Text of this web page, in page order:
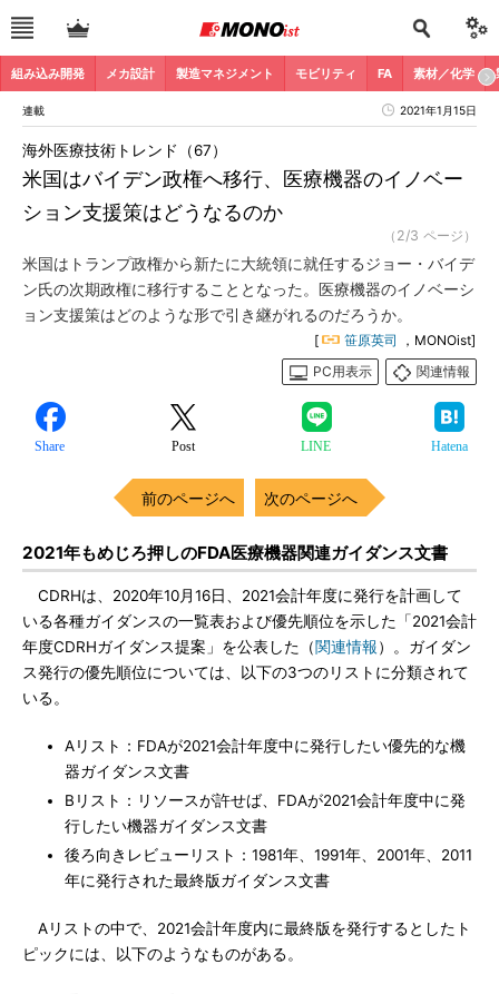
組み込み開発 メカ設計 製造マネジメント モビリティ FA 素材／化学
連載 2021年1月15日
米国はバイデン政権へ移行、医療機器のイノベー
ション支援策はどうなるのか
海外医療技術トレンド（67）
（2/3 ページ）
米国はトランプ政権から新たに大統領に就任するジョー・バイデ
ン氏の次期政権に移行することとなった。医療機器のイノベーシ
ョン支援策はどのような形で引き継がれるのだろうか。
[ 笹原英司
，MONOist]
PC用表示
関連情報
Share Post LINE Hatena
前のページへ 次のページへ
2021年もめじろ押しのFDA医療機器関連ガイダンス文書
CDRHは、2020年10月16日、2021会計年度に発行を計画して
いる各種ガイダンスの一覧表および優先順位を示した「2021会計
年度CDRHガイダンス提案」を公表した（関連情報）。ガイダン
ス発行の優先順位については、以下の3つのリストに分類されて
いる。
Aリスト：FDAが2021会計年度中に発行したい優先的な機
器ガイダンス文書
Bリスト：リソースが許せば、FDAが2021会計年度中に発
行したい機器ガイダンス文書
後ろ向きレビューリスト：1981年、1991年、2001年、2011
年に発行された最終版ガイダンス文書
Aリストの中で、2021会計年度内に最終版を発行するとしたト
ピックには、以下のようなものがある。